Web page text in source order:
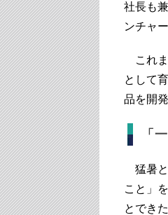
社長も
ンチャ
これま
として
品を開
「
猛暑と
こと」
とでき